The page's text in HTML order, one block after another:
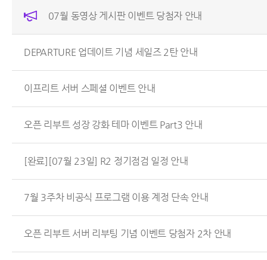
07월 동영상 게시판 이벤트 당첨자 안내
DEPARTURE 업데이트 기념 세일즈 2탄 안내
이프리트 서버 스페셜 이벤트 안내
오픈 리부트 성장 강화 테마 이벤트 Part3 안내
[완료][07월 23일] R2 정기점검 일정 안내
7월 3주차 비공식 프로그램 이용 계정 단속 안내
오픈 리부트 서버 리부팅 기념 이벤트 당첨자 2차 안내